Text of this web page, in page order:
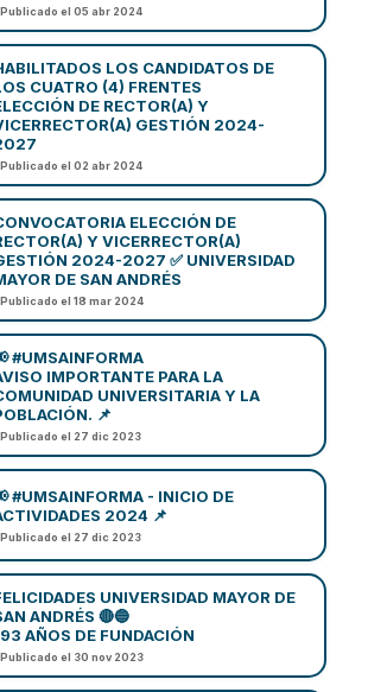
Publicado el 05 abr 2024
LOS CANDIDATOS DE
CUATRO (4) FRENTES
DE RECTOR(A) Y
GESTIÓN 2024-
Publicado el 02 abr 2024
ELECCIÓN DE
Y VICERRECTOR(A)
2024-2027 ✅ UNIVERSIDAD
DE SAN ANDRÉS
Publicado el 18 mar 2024
#UMSAINFORMA
IMPORTANTE PARA LA
UNIVERSITARIA Y LA
📌
Publicado el 27 dic 2023
#UMSAINFORMA - INICIO DE
2024 📌
Publicado el 27 dic 2023
UNIVERSIDAD MAYOR DE
ANDRÉS 🔴🔵
AÑOS DE FUNDACIÓN
Publicado el 30 nov 2023